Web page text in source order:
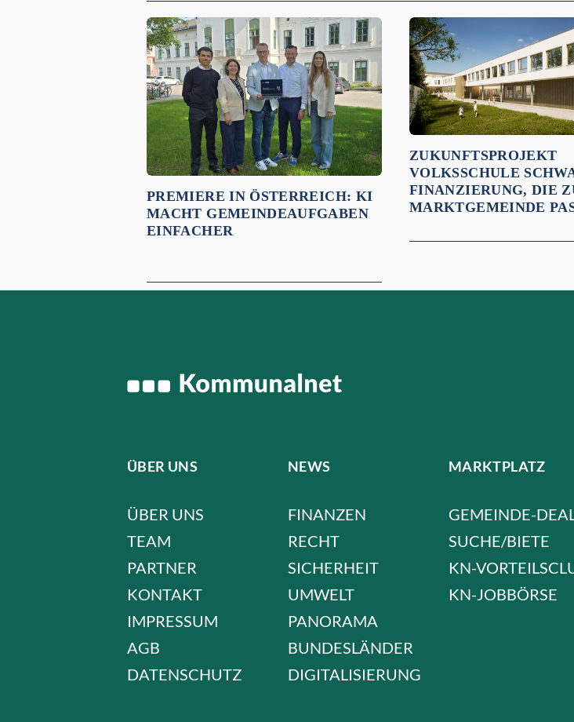
Empfehlungen für dich:
PREMIERE IN ÖSTERREICH: KI
MACHT GEMEINDEAUFGABEN
EINFACHER
ZUKUNFTSPROJEKT
VOLKSSCHULE
FINANZIERUNG, DIE
MARKTGEMEINDE
ÜBER UNS
ÜBER UNS
TEAM
PARTNER
KONTAKT
IMPRESSUM
AGB
DATENSCHUTZ
NEWS
FINANZEN
RECHT
SICHERHEIT
UMWELT
PANORAMA
BUNDESLÄNDER
DIGITALISIERUNG
MARKTPLATZ
GEMEINDE-
SUCHE/BIETE
KN-
KN-JOBBÖRSE